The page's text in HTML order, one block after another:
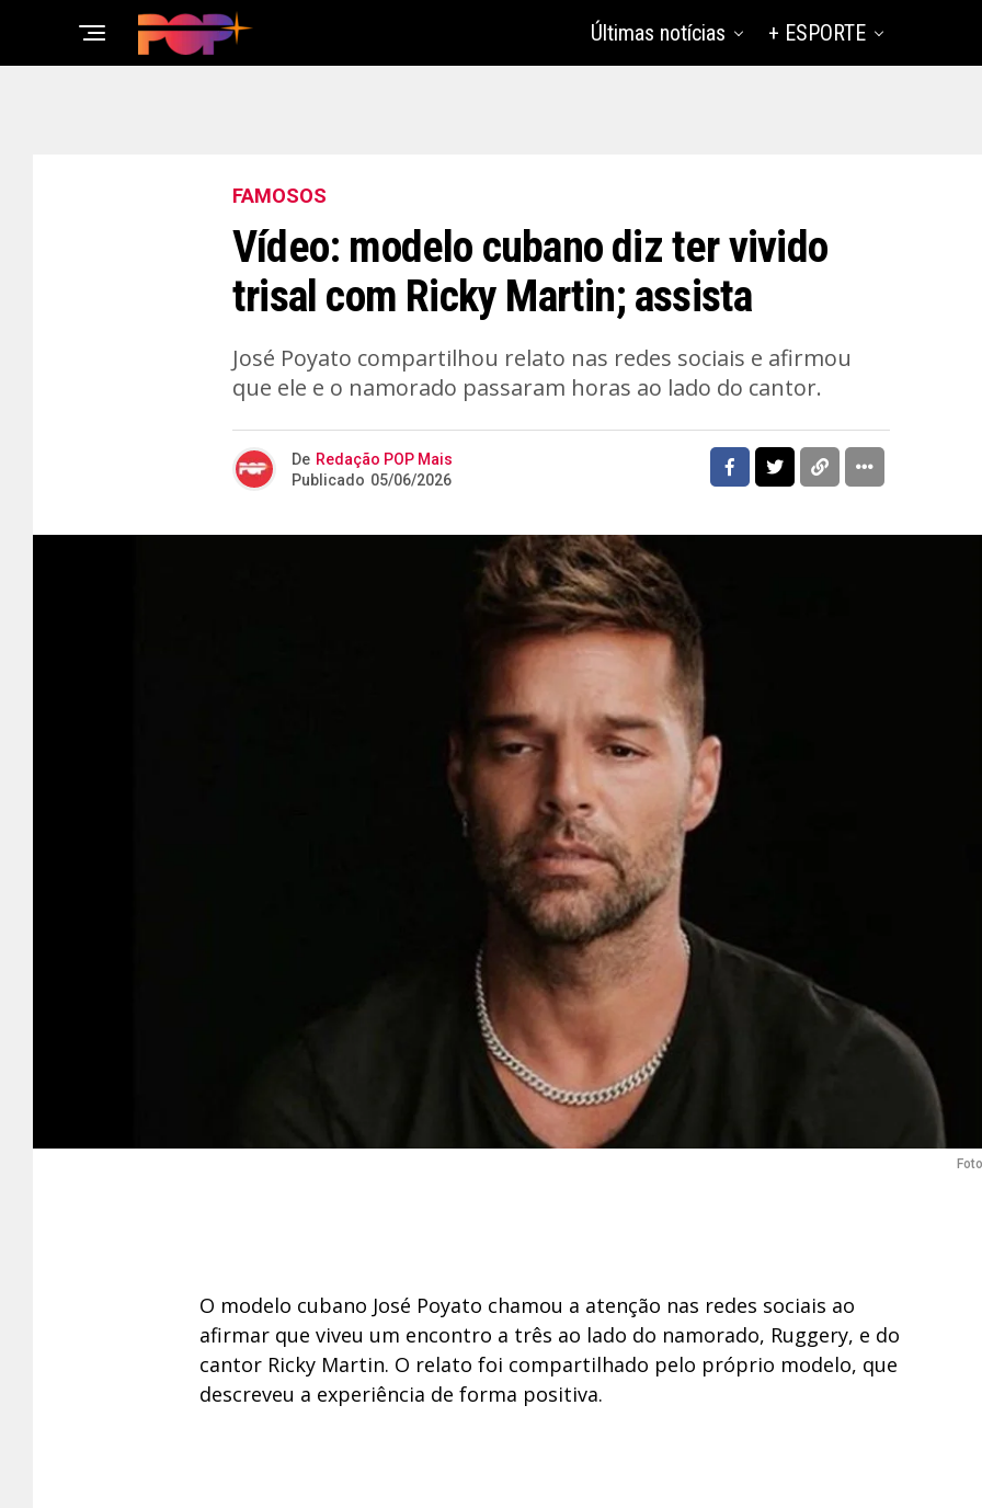
Últimas notícias + ESPORTE
FAMOSOS
Vídeo: modelo cubano diz ter vivido
trisal com Ricky Martin; assista
José Poyato compartilhou relato nas redes sociais e afirmou
que ele e o namorado passaram horas ao lado do cantor.
De Redação POP Mais
Publicado 05/06/2026
O modelo cubano José Poyato chamou a atenção nas redes sociais ao
afirmar que viveu um encontro a três ao lado do namorado, Ruggery, e do
cantor Ricky Martin. O relato foi compartilhado pelo próprio modelo, que
descreveu a experiência de forma positiva.